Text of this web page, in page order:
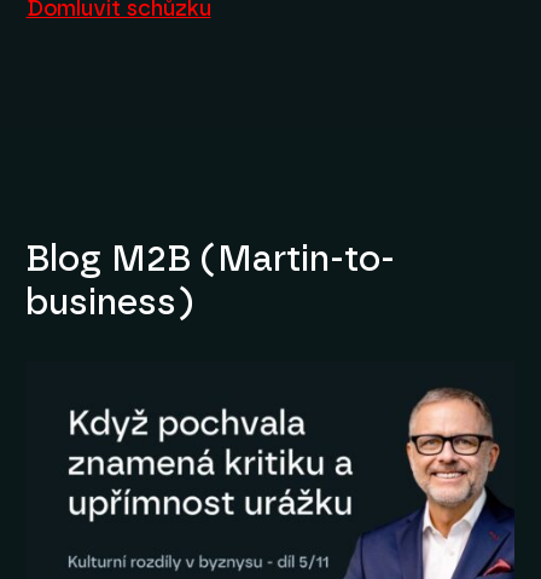
Domluvit schůzku
Blog M2B (Martin-to-
business)